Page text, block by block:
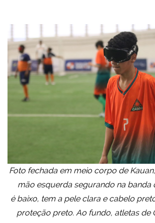
Foto fechada em meio corpo de
mão esquerda segurando na banda
é baixo, tem a pele clara e cabelo
proteção preto. Ao fundo, atletas de